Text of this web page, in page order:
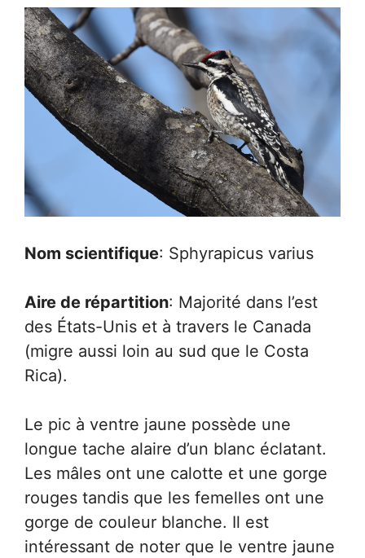
Nom scientifique: Sphyrapicus varius
Aire de répartition: Majorité dans l’est
des États-Unis et à travers le Canada
(migre aussi loin au sud que le Costa
Rica).
Le pic à ventre jaune possède une
longue tache alaire d’un blanc éclatant.
Les mâles ont une calotte et une gorge
rouges tandis que les femelles ont une
gorge de couleur blanche. Il est
intéressant de noter que le ventre jaune